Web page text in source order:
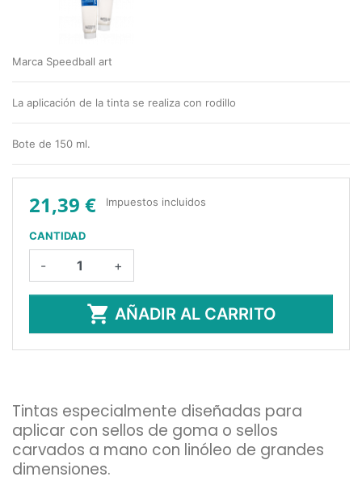
21,39 € Impuestos incluidos
CANTIDAD
- +
 AÑADIR AL CARRITO
Marca Speedball art
La aplicación de la tinta se realiza con rodillo
Bote de 150 ml.
Tintas especialmente diseñadas para
aplicar con sellos de goma o sellos
carvados a mano con linóleo de grandes
dimensiones.